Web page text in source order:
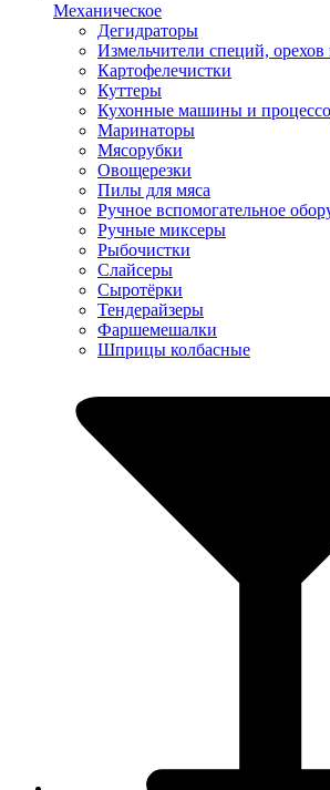
Механическое
Дегидраторы
Измельчители специй, орехов
Картофелечистки
Куттеры
Кухонные машины и
Маринаторы
Мясорубки
Овощерезки
Пилы для мяса
Ручное вспомогательное
Ручные миксеры
Рыбочистки
Слайсеры
Сыротёрки
Тендерайзеры
Фаршемешалки
Шприцы колбасные